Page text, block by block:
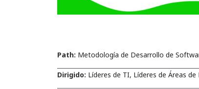
Path: Metodología de Desarrollo de
Dirigido: Líderes de TI, Líderes de Áreas